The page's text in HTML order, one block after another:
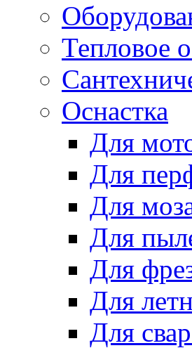
Тепловое
Оснастка
Для
Для
Для
Для
Для
Для
Для